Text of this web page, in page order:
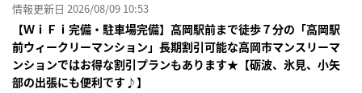
情報更新日 2026/08/09 10:53
【ＷｉＦｉ完備・駐車場完備】高岡駅前まで徒歩７分の「高岡駅
前ウィークリーマンション」長期割引可能な高岡市マンスリーマ
ンションではお得な割引プランもあります★【砺波、氷見、小矢
部の出張にも便利です♪】